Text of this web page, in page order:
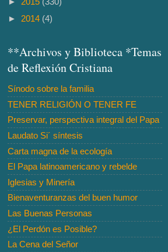
► 2014 (4)
**Archivos y Biblioteca *Temas
de Reflexión Cristiana
Sínodo sobre la familia
TENER RELIGIÓN O TENER FE
Preservar, perspectiva integral del Papa
Laudato Si´ síntesis
Carta magna de la ecología
El Papa latinoamericano y rebelde
Iglesias y Minería
Bienaventuranzas del buen humor
Las Buenas Personas
¿El Perdón es Posible?
La Cena del Señor